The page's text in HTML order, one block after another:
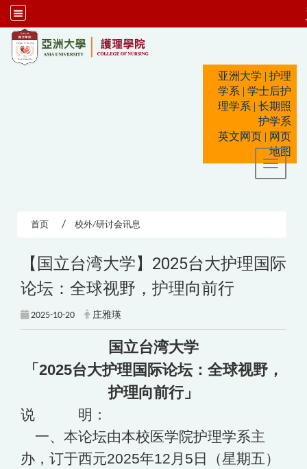
亚洲大学 | 护理
学系 | 学士后护
理学系 | 长期照
护学系
英文网页 | 网页
地图
Toggle
首页 校外/研讨会讯息
【国立台湾大学】2025台大护理国际
论坛：全球视野，护理向前行
2025-10-20 庄雅瑛
国立台湾大学
「2025台大护理国际论坛：全球视野，
护理向前行」
说 明：
一、本论坛由本校医学院护理学系主
办，订于西元2025年12月5日（星期五）